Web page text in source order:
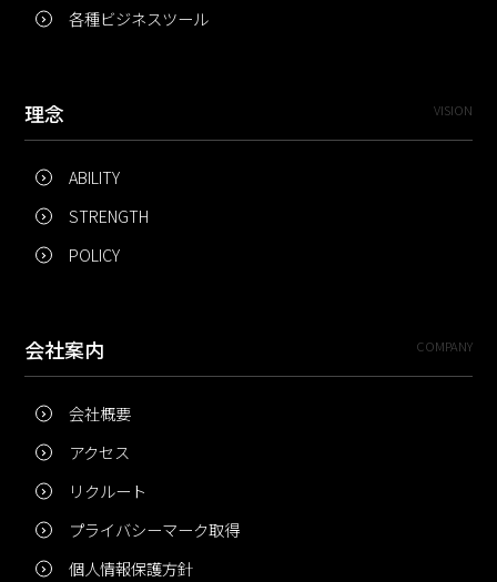
各種ビジネスツール
理念 VISION
ABILITY
STRENGTH
POLICY
会社案内 COMPANY
会社概要
アクセス
リクルート
プライバシーマーク取得
個人情報保護方針